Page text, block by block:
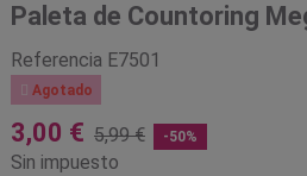
Paleta de Countoring
Referencia E7501
Agotado
3,00 € 5,99 € -50%
Sin impuesto